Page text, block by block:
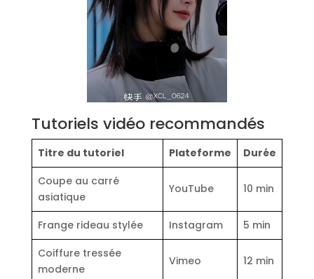
Tutoriels vidéo recommandés
Titre du tutoriel Plateforme
Durée
Coupe au carré
asiatique
YouTube 10 min
Frange rideau stylée Instagram
5 min
Coiffure tressée
moderne
Vimeo 12 min